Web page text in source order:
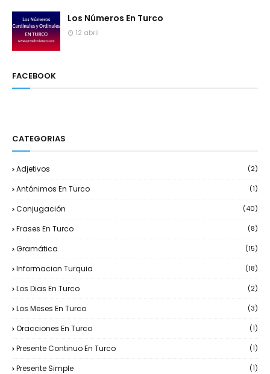
Los Números En Turco
12 abril
FACEBOOK
CATEGORIAS
Adjetivos (2)
Antónimos En Turco (1)
Conjugación (40)
Frases En Turco (8)
Gramática (15)
Informacion Turquia (18)
Los Dias En Turco (2)
Los Meses En Turco (3)
Oracciones En Turco (1)
Presente Continuo En Turco (1)
Presente Simple (1)